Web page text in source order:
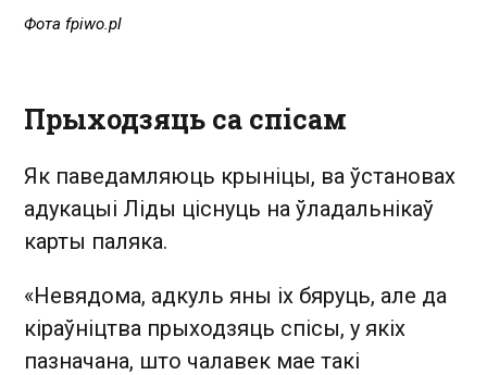
Фота fpiwo.pl
Прыходзяць са спісам
Як паведамляюць крыніцы, ва ўстановах
адукацыі Ліды ціснуць на ўладальнікаў
карты паляка.
«Невядома, адкуль яны іх бяруць, але да
кіраўніцтва прыходзяць спісы, у якіх
пазначана, што чалавек мае такі